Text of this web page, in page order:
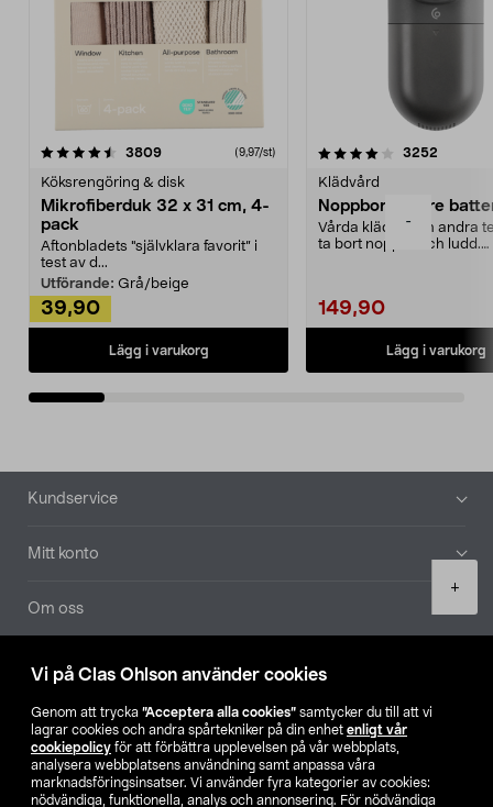
Vi på Clas Ohlson använder cookies
Genom att trycka ”Acceptera alla cookies” samtycker du till att vi
lagrar cookies och andra spårtekniker på din enhet enligt vår
cookiepolicy för att förbättra upplevelsen på vår webbplats,
analysera webbplatsens användning samt anpassa våra
marknadsföringsinsatser. Vi använder fyra kategorier av cookies:
nödvändiga, funktionella, analys och annonsering. För nödvändiga
-
+
3809recensioner (9,97/st)
Köksrengöring & disk
Mikrofiberduk 32 x 31 cm, 4-
pack
Aftonbladets "självklara favorit” i
test av d...
Utförande: Grå/beige
39,90
Lägg i varukorg
4.0av 5 stjärnor 3252
Klädvård
Noppborttagare
Vårda kläder och andra
ta bort noppor och ludd.
149,90
Lägg i varukorg
4.5av 5 stjärnor
Sidfot
Kundservice
Mitt konto
Om oss
Aktuellt
Våra bolag
Hitta butik